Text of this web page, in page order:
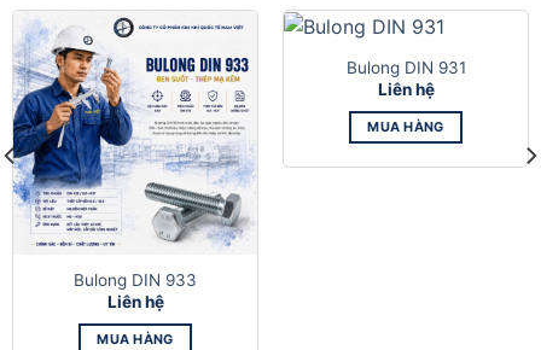
Bulong DIN 933
Liên hệ
MUA HÀNG
Bulong DIN 931
Liên hệ
MUA HÀNG